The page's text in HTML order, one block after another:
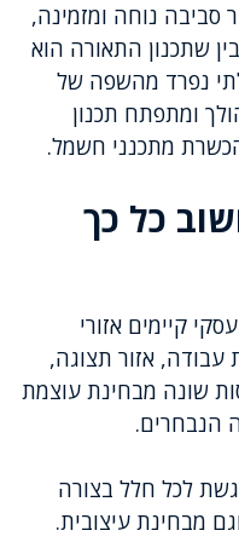
סביבה נוחה ומזמינה,
שתכנון התאורה הוא
נפרד מהשפה של
ומתפתח תכנון
מתכנני חשמל.
כל כך
קיימים אזורי
אזור תצוגה,
שונה מבחינת עוצמת
הנבחרים.
לכל חלל בצורה
מבחינת עיצובית.